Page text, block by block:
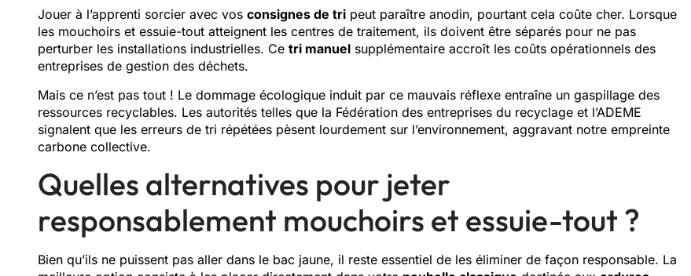
Jouer à l’apprenti sorcier avec vos consignes de tri peut paraître anodin, pourtant cela coûte cher. Lorsque
les mouchoirs et essuie-tout atteignent les centres de traitement, ils doivent être séparés pour ne pas
perturber les installations industrielles. Ce tri manuel supplémentaire accroît les coûts opérationnels des
entreprises de gestion des déchets.
Mais ce n’est pas tout ! Le dommage écologique induit par ce mauvais réflexe entraîne un gaspillage des
ressources recyclables. Les autorités telles que la Fédération des entreprises du recyclage et l’ADEME
signalent que les erreurs de tri répétées pèsent lourdement sur l’environnement, aggravant notre empreinte
carbone collective.
Quelles alternatives pour jeter
responsablement mouchoirs et essuie-tout ?
Bien qu’ils ne puissent pas aller dans le bac jaune, il reste essentiel de les éliminer de façon responsable. La